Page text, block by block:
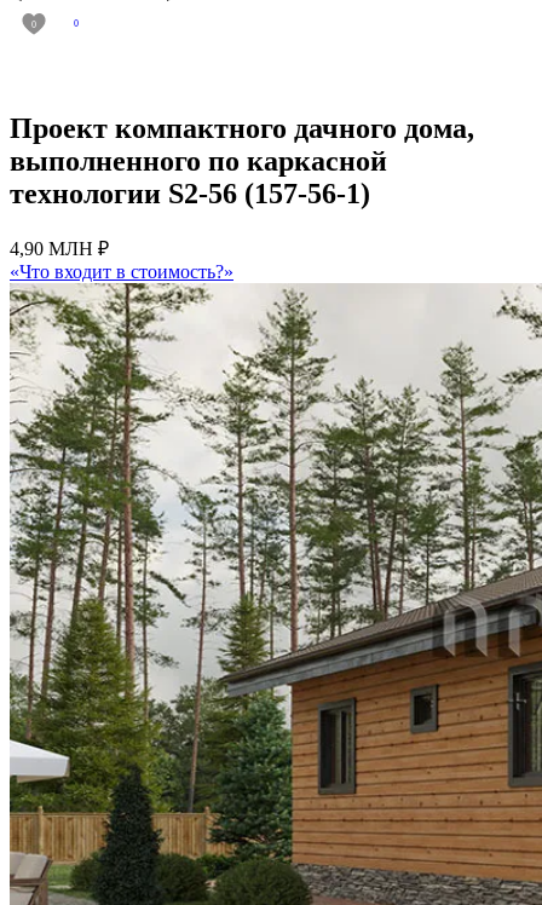
0 0
Проект компактного дачного дома,
выполненного по каркасной
технологии S2-56 (157-56-1)
4,90 МЛН ₽
«Что входит в стоимость?»